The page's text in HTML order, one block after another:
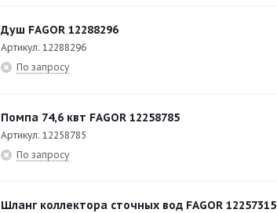
Душ FAGOR 12288296
Артикул: 12288296
По запросу
Помпа 74,6 квт FAGOR 12258785
Артикул: 12258785
По запросу
Шланг коллектора сточных вод FAGOR 12257315